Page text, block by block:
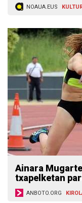
NOAUA.EUS
Ainara
txapelketan
ANBOTO.ORG